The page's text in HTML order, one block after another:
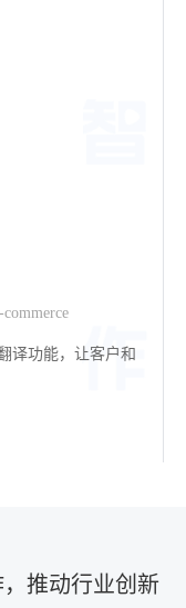
译功能，让客户和
推动行业创新